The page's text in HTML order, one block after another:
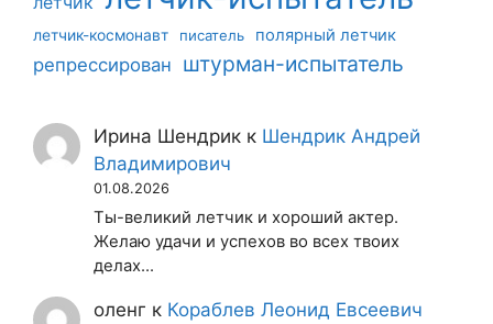
летчик-космонавт писатель полярный летчик
репрессирован штурман-испытатель
Ирина Шендрик к Шендрик Андрей
Владимирович
01.08.2026
Ты-великий летчик и хороший актер.
Желаю удачи и успехов во всех твоих
делах...
оленг к Кораблев Леонид Евсеевич